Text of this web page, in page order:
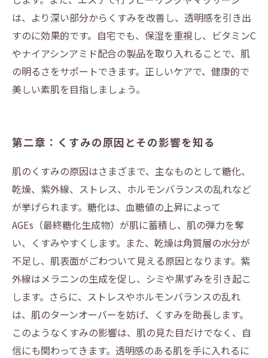
は、より深い部分からくすみを改善し、透明感を引き出
すのに効果的です。自宅でも、保湿を重視し、ビタミンC
やナイアシンアミド配合の製品を取り入れることで、肌
の明るさをサポートできます。正しいケアで、健康的で
美しい素肌を目指しましょう。
第二章：くすみの原因とその影響を知る
肌のくすみの原因はさまざまで、主なものとして糖化、
乾燥、紫外線、ストレス、ホルモンバランスの乱れなど
が挙げられます。糖化は、血糖値の上昇によって
AGEs（最終糖化生成物）が肌に蓄積し、肌の弾力を奪
い、くすみやすくします。また、乾燥は角質層の水分が
不足し、肌表面がごわついて見える原因となります。紫
外線はメラニンの生成を促し、シミや黒ずみを引き起こ
します。さらに、ストレスやホルモンバランスの乱れ
は、肌のターンオーバーを妨げ、くすみを助長します。
このようなくすみの影響は、肌の見た目だけでなく、自
信にも関わってきます。透明感のある肌を手に入れるに